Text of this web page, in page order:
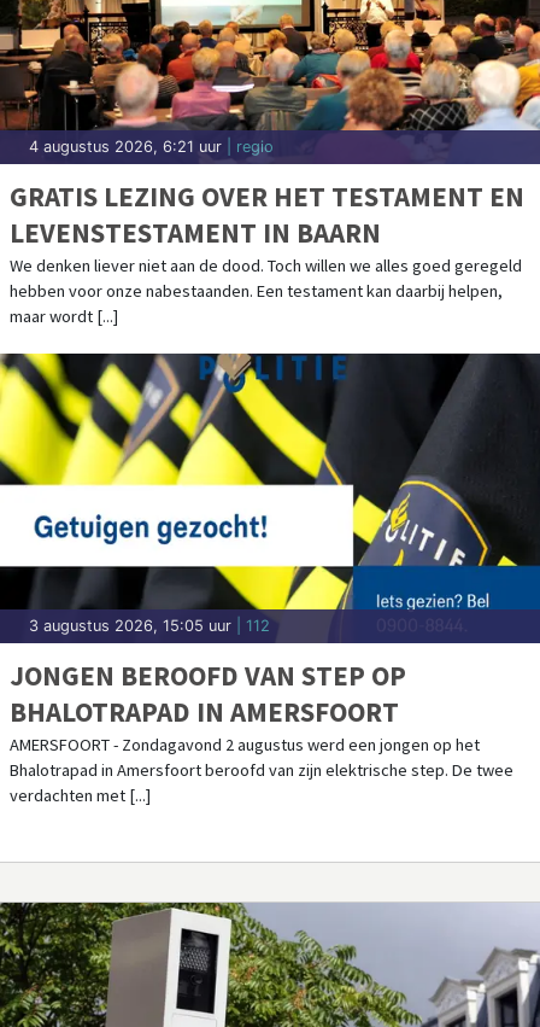
4 augustus 2026, 6:21 uur | regio
GRATIS LEZING OVER HET TESTAMENT EN
LEVENSTESTAMENT IN BAARN
We denken liever niet aan de dood. Toch willen we alles goed geregeld
hebben voor onze nabestaanden. Een testament kan daarbij helpen,
maar wordt [...]
3 augustus 2026, 15:05 uur | 112
JONGEN BEROOFD VAN STEP OP
BHALOTRAPAD IN AMERSFOORT
AMERSFOORT - Zondagavond 2 augustus werd een jongen op het
Bhalotrapad in Amersfoort beroofd van zijn elektrische step. De twee
verdachten met [...]